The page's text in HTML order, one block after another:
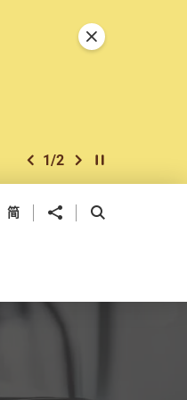
上一個
1/2 下一個開始/暫停幻燈
關閉特別通告
简 分享到 開啟搜尋框